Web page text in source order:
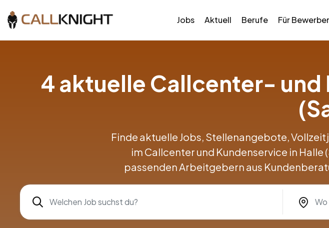
Jobs Aktuell Berufe Für Bewerber
4 aktuelle Callcenter- und
Finde aktuelle Jobs, Stellenangebote,
im Callcenter und Kundenservice in
passenden Arbeitgebern aus